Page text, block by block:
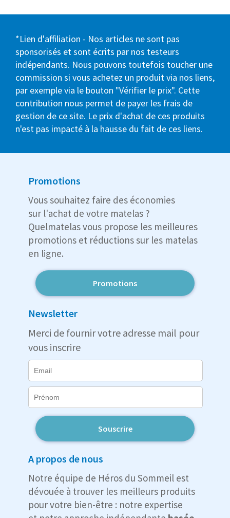
*Lien d'affiliation - Nos articles ne sont pas
sponsorisés et sont écrits par nos testeurs
indépendants. Nous pouvons toutefois toucher une
commission si vous achetez un produit via nos liens,
par exemple via le bouton "Vérifier le prix". Cette
contribution nous permet de payer les frais de
gestion de ce site. Le prix d'achat de ces produits
n'est pas impacté à la hausse du fait de ces liens.
Promotions
Vous souhaitez faire des économies
sur l'achat de votre matelas ?
Quelmatelas vous propose les meilleures
promotions et réductions sur les matelas
en ligne.
Promotions
Newsletter
Merci de fournir votre adresse mail pour
vous inscrire
Souscrire
A propos de nous
Notre équipe de Héros du Sommeil est
dévouée à trouver les meilleurs produits
pour votre bien-être : notre expertise